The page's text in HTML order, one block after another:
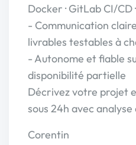
Docker · GitLab CI/CD
- Communication
livrables testables à
- Autonome et fiable
disponibilité partielle
Décrivez votre projet
sous 24h avec
Corentin